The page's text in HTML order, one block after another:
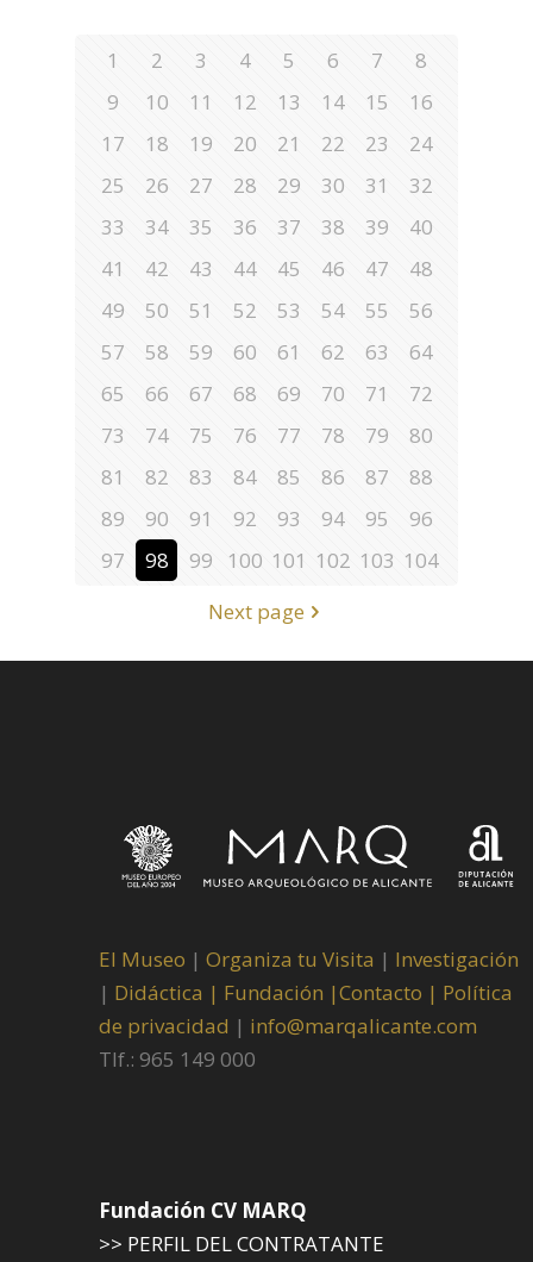
1 2 3 4 5 6 7
8
9
10 11 12 13 14 15
16
17
18 19 20 21 22 23
24
25
26 27 28 29 30 31
32
33
34 35 36 37 38 39
40
41
42 43 44 45 46 47
48
49
50 51 52 53 54 55
56
57
58 59 60 61 62 63
64
65
66 67 68 69 70 71
72
73
74 75 76 77 78 79
80
81
82 83 84 85 86 87
88
89
90 91 92 93 94 95
96
97
98 99 100 101 102 103 104
Next page
El Museo | Organiza tu Visita | Investigación
| Didáctica | Fundación |Contacto | Política
de privacidad | info@marqalicante.com
Tlf.: 965 149 000
Fundación CV MARQ
>> PERFIL DEL CONTRATANTE